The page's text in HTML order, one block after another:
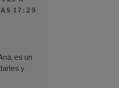
17:29
es un
y